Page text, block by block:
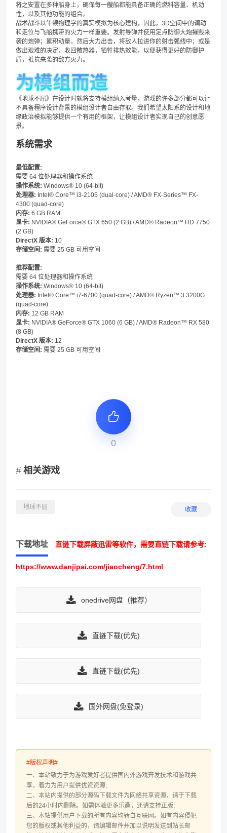
将之安置在多种船身上，确保每一艘船都能具备正确的燃料容量、机动
性，以及其他功能的组合。
战术战斗以牛顿物理学的真实模拟为核心建构，因此，3D空间中的调动
和走位与飞船携带的火力一样重要。发射导弹并使用定点防御大炮摧毁来
袭的炮弹；累积动量，然后大力出击，将敌人拉进你的射击弧线中；或是
做出艰难的决定，收回散热器，牺牲排热效能，以便获得更好的防御护
盾，抵抗来袭的敌方火力。
《地球不屈》在设计时就将支持模组纳入考量，游戏的许多部分都可以让
不具备程序设计背景的模组设计者自由存取。我们希望太阳系的设计和地
缘政治模拟能够提供一个有用的框架，让模组设计者实现自己的创意愿
景。
系统需求
最低配置:
需要 64 位处理器和操作系统
操作系统: Windows® 10 (64-bit)
处理器: Intel® Core™ i3-2105 (dual-core) / AMD® FX-Series™ FX-
4300 (quad-core)
内存: 6 GB RAM
显卡: NVIDIA® GeForce® GTX 650 (2 GB) / AMD® Radeon™ HD 7750
(2 GB)
DirectX 版本: 10
存储空间: 需要 25 GB 可用空间
推荐配置:
需要 64 位处理器和操作系统
操作系统: Windows® 10 (64-bit)
处理器: Intel® Core™ i7-6700 (quad-core) / AMD® Ryzen™ 3 3200G
(quad-core)
内存: 12 GB RAM
显卡: NVIDIA® GeForce® GTX 1060 (6 GB) / AMD® Radeon™ RX 580
(8 GB)
DirectX 版本: 12
存储空间: 需要 25 GB 可用空间
0
相关游戏
地球不屈 收藏
下载地址 直链下载屏蔽迅雷等软件，需要直链下载请参考:
https://www.danjipai.com/jiaocheng/7.html
onedrive网盘（推荐）
直链下载(优先)
直链下载(优先)
国外网盘(免登录)
#版权声明#
一、本站致力于为游戏爱好者提供国内外游戏开发技术和游戏共
享，着力为用户提供优资资源;
二、本站内提供的部分源码下载文件为网络共享资源，请于下载
后的24小时内删除。如需体验更多乐趣，还请支持正版;
三、本站提供用户下载的所有内容均转自互联网。如有内容侵犯
您的版权或其他利益的，请编辑邮件并加以说明发送到站长邮